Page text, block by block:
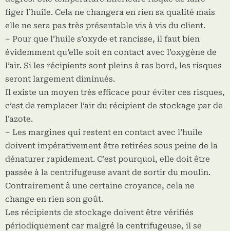
figer l’huile. Cela ne changera en rien sa qualité mais
elle ne sera pas très présentable vis à vis du client.
– Pour que l’huile s’oxyde et rancisse, il faut bien
évidemment qu’elle soit en contact avec l’oxygène de
l’air. Si les récipients sont pleins à ras bord, les risques
seront largement diminués.
Il existe un moyen très efficace pour éviter ces risques,
c’est de remplacer l’air du récipient de stockage par de
l’azote.
– Les margines qui restent en contact avec l’huile
doivent impérativement être retirées sous peine de la
dénaturer rapidement. C’est pourquoi, elle doit être
passée à la centrifugeuse avant de sortir du moulin.
Contrairement à une certaine croyance, cela ne
change en rien son goût.
Les récipients de stockage doivent être vérifiés
périodiquement car malgré la centrifugeuse, il se